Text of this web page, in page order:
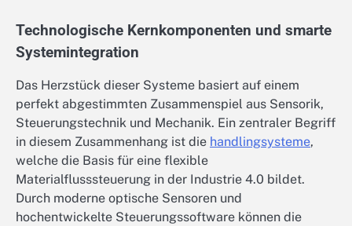
Technologische Kernkomponenten und smarte
Systemintegration
Das Herzstück dieser Systeme basiert auf einem
perfekt abgestimmten Zusammenspiel aus Sensorik,
Steuerungstechnik und Mechanik. Ein zentraler Begriff
in diesem Zusammenhang ist die handlingsysteme,
welche die Basis für eine flexible
Materialflusssteuerung in der Industrie 4.0 bildet.
Durch moderne optische Sensoren und
hochentwickelte Steuerungssoftware können die